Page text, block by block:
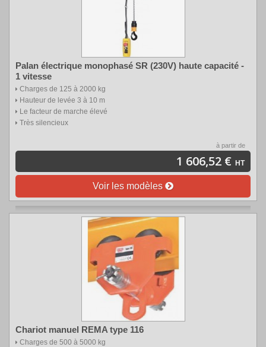
Palan électrique monophasé SR (230V) haute capacité -
1 vitesse
Charges de 125 à 2000 kg
Hauteur de levée 3 à 10 m
Le facteur de marche élevé
Très silencieux
à partir de
1 606,52 € HT
Voir les modèles
Chariot manuel REMA type 116
Charges de 500 à 5000 kg